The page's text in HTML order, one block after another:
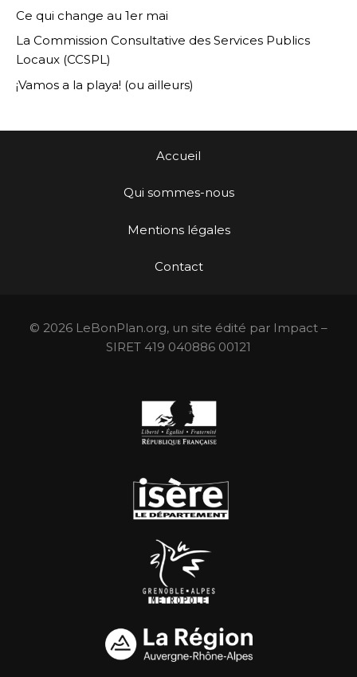
Ce qui change au 1er mai
La Commission Consultative des Services Publics
Locaux (CCSPL)
¡Vamos a la playa! (ou ailleurs)
Accueil
Qui sommes-nous
Mentions légales
Contact
© 2026 LeBonPlan.org, un site édité par Impact –
SIRET 419 040886 00121